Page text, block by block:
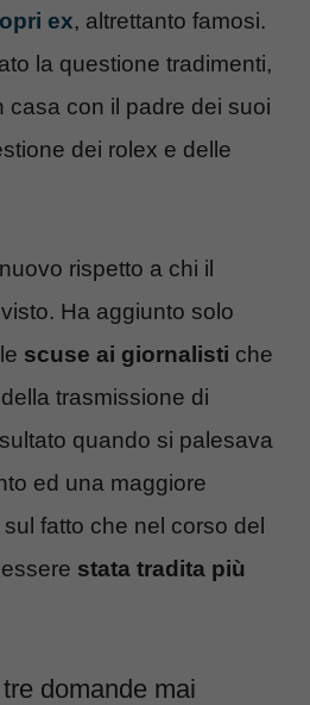
ex, altrettanto famosi.
la questione tradimenti,
casa con il padre dei suoi
dei rolex e delle
rispetto a chi il
Ha aggiunto solo
scuse ai giornalisti che
trasmissione di
quando si palesava
ed una maggiore
fatto che nel corso del
stata tradita più
domande mai